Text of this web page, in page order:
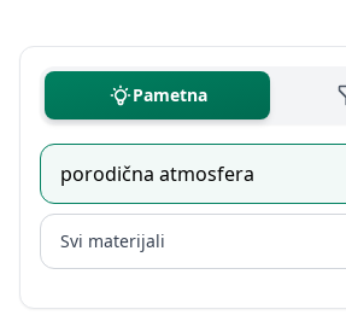
Pametna
Svi materijali